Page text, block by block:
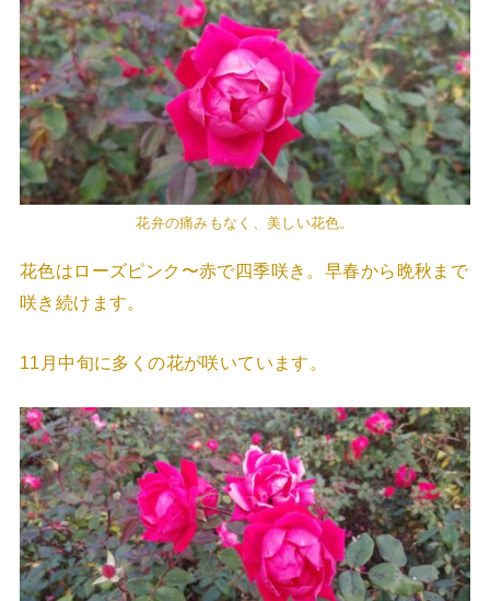
花弁の痛みもなく、美しい花色。
花色はローズピンク〜赤で四季咲き。早春から晩秋まで
咲き続けます。
11月中旬に多くの花が咲いています。